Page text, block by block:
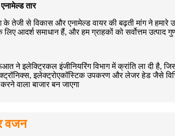
तार
के तेजी से विकास और एनामेल्ड वायर की बढ़ती मांग ने हमारे
आदर्श समाधान हैं, और हम ग्राहकों को सर्वोत्तम उत्पाद
ने इलेक्ट्रिकल इंजीनियरिंग विभाग में क्रांति ला दी है,
इलेक्ट्रोएकॉस्टिक उपकरण और लेजर हेड जैसे
वाला बाजार बन जाएगा
वजन